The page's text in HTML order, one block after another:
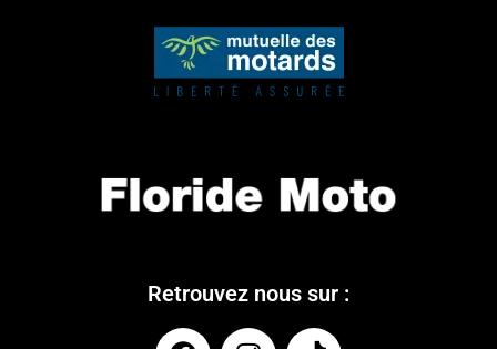
Retrouvez nous sur :